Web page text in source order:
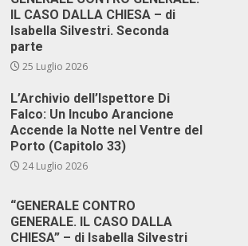
IL CASO DALLA CHIESA – di
Isabella Silvestri. Seconda
parte
25 Luglio 2026
L’Archivio dell’Ispettore Di
Falco: Un Incubo Arancione
Accende la Notte nel Ventre del
Porto (Capitolo 33)
24 Luglio 2026
“GENERALE CONTRO
GENERALE. IL CASO DALLA
CHIESA” – di Isabella Silvestri